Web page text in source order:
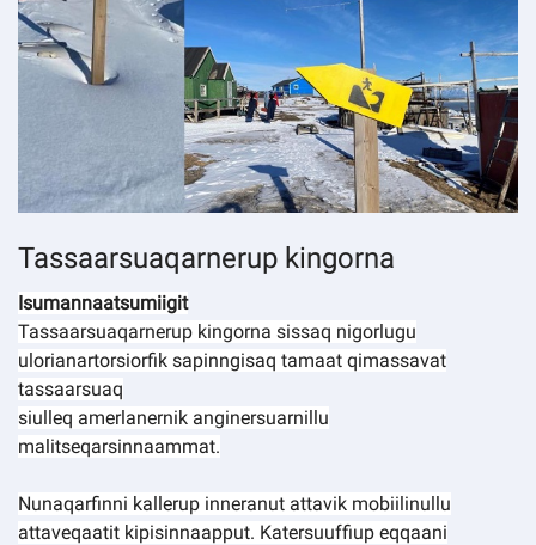
Tassaarsuaqarnerup kingorna
Isumannaatsumiigit
Tassaarsuaqarnerup kingorna sissaq nigorlugu
ulorianartorsiorfik sapinngisaq tamaat qimassavat
tassaarsuaq
siulleq amerlanernik anginersuarnillu
malitseqarsinnaammat.
Nunaqarfinni kallerup inneranut attavik mobiilinullu
attaveqaatit kipisinnaapput. Katersuuffiup eqqaani